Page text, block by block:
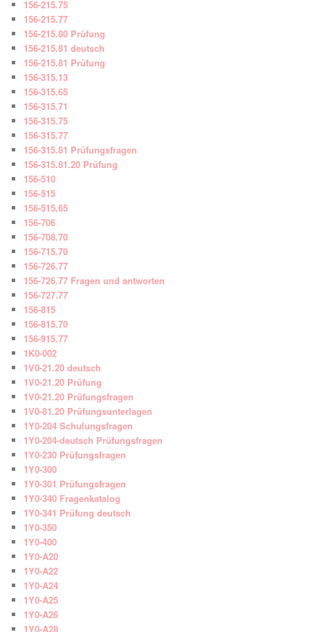
156-215.75
156-215.77
156-215.80 Prüfung
156-215.81 deutsch
156-215.81 Prüfung
156-315.13
156-315.65
156-315.71
156-315.75
156-315.77
156-315.81 Prüfungsfragen
156-315.81.20 Prüfung
156-510
156-515
156-515.65
156-706
156-708.70
156-715.70
156-726.77
156-726.77 Fragen und antworten
156-727.77
156-815
156-815.70
156-915.77
1K0-002
1V0-21.20 deutsch
1V0-21.20 Prüfung
1V0-21.20 Prüfungsfragen
1V0-81.20 Prüfungsunterlagen
1Y0-204 Schulungsfragen
1Y0-204-deutsch Prüfungsfragen
1Y0-230 Prüfungsfragen
1Y0-300
1Y0-301 Prüfungsfragen
1Y0-340 Fragenkatalog
1Y0-341 Prüfung deutsch
1Y0-350
1Y0-400
1Y0-A20
1Y0-A22
1Y0-A24
1Y0-A25
1Y0-A26
1Y0-A28